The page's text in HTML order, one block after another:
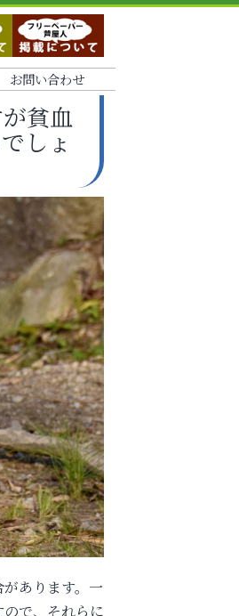
お問い合わせ
貧血
しょ
あります。一
で、それらに